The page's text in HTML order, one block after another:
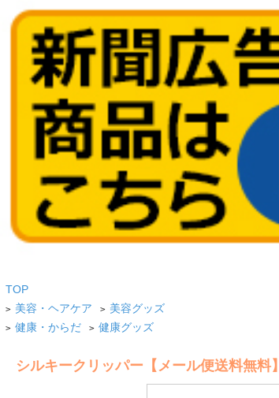
TOP
> 美容・ヘアケア > 美容グッズ
> 健康・からだ > 健康グッズ
シルキークリッパー【メール便送料無料】